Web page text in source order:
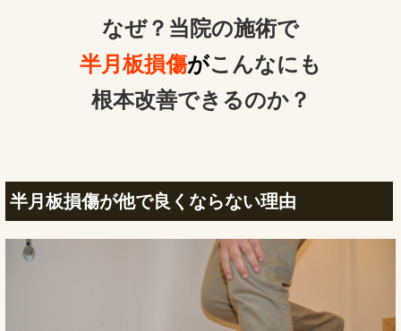
なぜ？当院の施術で
半月板損傷がこんなにも
根本改善できるのか？
半月板損傷が他で良くならない理由